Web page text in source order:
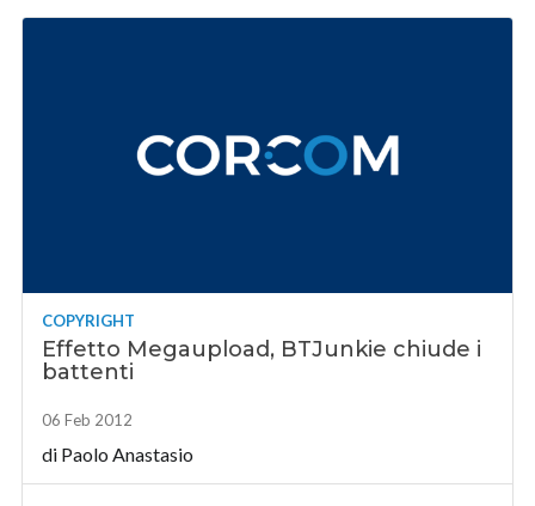
COPYRIGHT
Effetto Megaupload, BTJunkie chiude i
battenti
06 Feb 2012
di Paolo Anastasio